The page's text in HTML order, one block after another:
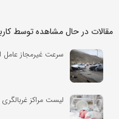
مقالات در حال مشاهده توسط
سرعت غیرمجاز
لیست مراکز